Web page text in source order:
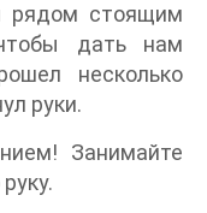
рядом стоящим
дать нам
несколько
руки.
Занимайте